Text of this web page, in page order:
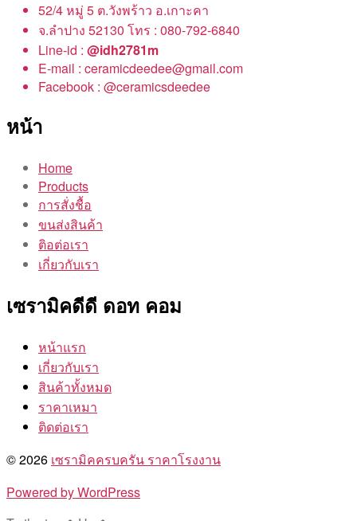
52/4 หมู่ 5 ต.วังพร้าว อ.เกาะคา
จ.ลำปาง 52130 โทร : 080-792-6840
Line-id : @idh2781m
E-mail : ceramicdeedee@gmail.com
Facebook : @ceramicsdeedee
หน้า
Home
Products
การสั่งชื้อ
ขนส่งสินค้า
ติอต่อเรา
เกี่ยวกับเรา
เซรามิคดีดี ดอท คอม
หน้าแรก
เกี่ยวกับเรา
สินค้าทั้งหมด
ราคาเหมา
ติดต่อเรา
© 2026 เซรามิคครบครัน ราคาโรงงาน
Powered by WordPress